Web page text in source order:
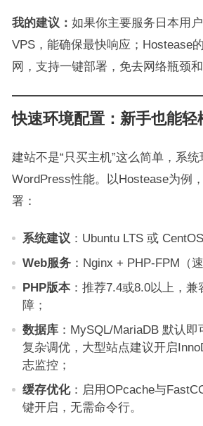
我的建议： 如果你主要服务日本用
VPS，能确保最快响应；Hostease
网，支持一键部署，免去网络瓶颈和
快速环境配置：新手也能轻
建站不是“只买主机”这么简单，系
WordPress性能。以Hostease为例
署：
系统建议 ：Ubuntu LTS 或
Web服务：Nginx + PHP-FPM（
PHP版本：推荐7.4或8.0以上，兼
障；
数据库：MySQL/MariaDB 默认即
复杂调优，大型站点建议开启
志监控；
缓存优化：启用OPcache与
键开启，无需命令行。